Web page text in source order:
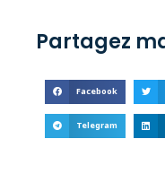
Partagez
Facebook
Telegram